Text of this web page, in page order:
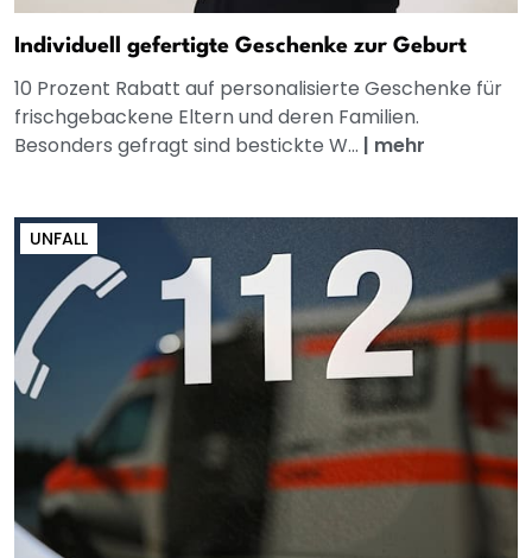
Individuell gefertigte Geschenke zur Geburt
10 Prozent Rabatt auf personalisierte Geschenke für
frischgebackene Eltern und deren Familien.
Besonders gefragt sind bestickte W... | mehr
UNFALL